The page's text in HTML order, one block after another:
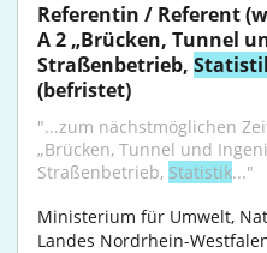
Referentin / Referent
A 2 „Brücken, Tunnel
Straßenbetrieb,
(befristet)
"...zum nächstmöglichen
„Brücken, Tunnel und
Straßenbetrieb, Statistik..."
Ministerium für Umwelt,
Landes Nordrhein-